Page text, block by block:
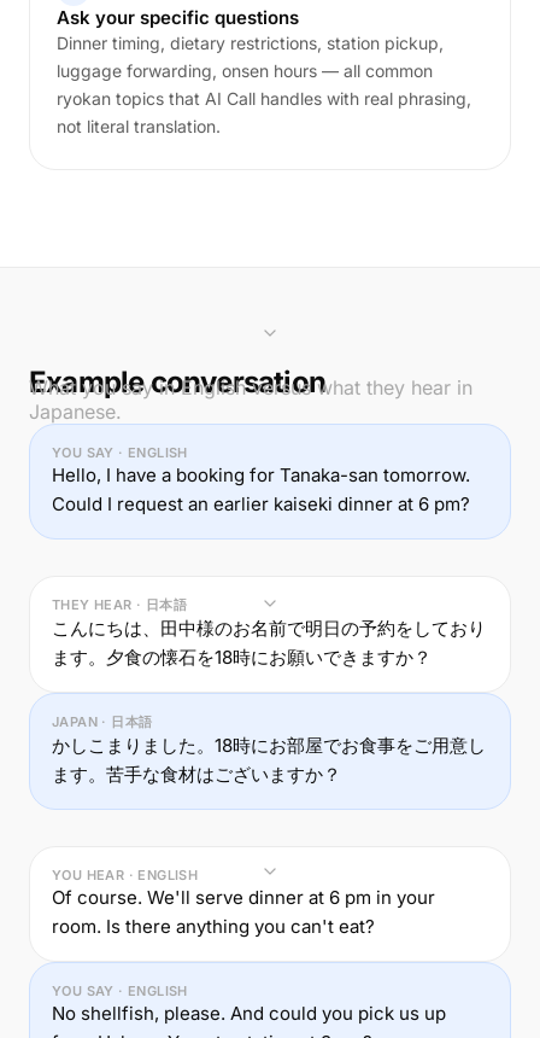
Ask your specific questions
Dinner timing, dietary restrictions, station pickup,
luggage forwarding, onsen hours — all common
ryokan topics that AI Call handles with real phrasing,
not literal translation.
Example conversation
What you say in English versus what they hear in
Japanese.
YOU SAY · ENGLISH
Hello, I have a booking for Tanaka-san tomorrow.
Could I request an earlier kaiseki dinner at 6 pm?
THEY HEAR · 日本語
こんにちは、田中様のお名前で明日の予約をしており
ます。夕食の懐石を18時にお願いできますか？
JAPAN · 日本語
かしこまりました。18時にお部屋でお食事をご用意し
ます。苦手な食材はございますか？
YOU HEAR · ENGLISH
Of course. We'll serve dinner at 6 pm in your
room. Is there anything you can't eat?
YOU SAY · ENGLISH
No shellfish, please. And could you pick us up